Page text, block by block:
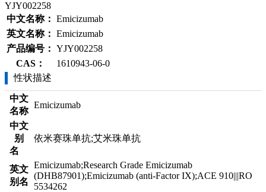
YJY002258
中文名称： Emicizumab
英文名称： Emicizumab
产品编号： YJY002258
CAS：
1610943-06-0
性状描述
中文
名称
Emicizumab
中文
别
名
依米赛珠单抗;艾米珠单抗
英文
别名
Emicizumab;Research Grade Emicizumab
(DHB87901);Emicizumab (anti-Factor IX);ACE 910|||RO
5534262